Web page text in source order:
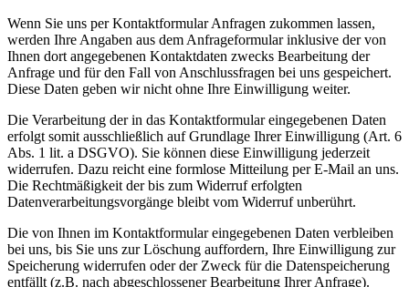
Wenn Sie uns per Kontaktformular Anfragen zukommen lassen,
werden Ihre Angaben aus dem Anfrageformular inklusive der von
Ihnen dort angegebenen Kontaktdaten zwecks Bearbeitung der
Anfrage und für den Fall von Anschlussfragen bei uns gespeichert.
Diese Daten geben wir nicht ohne Ihre Einwilligung weiter.
Die Verarbeitung der in das Kontaktformular eingegebenen Daten
erfolgt somit ausschließlich auf Grundlage Ihrer Einwilligung (Art. 6
Abs. 1 lit. a DSGVO). Sie können diese Einwilligung jederzeit
widerrufen. Dazu reicht eine formlose Mitteilung per E-Mail an uns.
Die Rechtmäßigkeit der bis zum Widerruf erfolgten
Datenverarbeitungsvorgänge bleibt vom Widerruf unberührt.
Die von Ihnen im Kontaktformular eingegebenen Daten verbleiben
bei uns, bis Sie uns zur Löschung auffordern, Ihre Einwilligung zur
Speicherung widerrufen oder der Zweck für die Datenspeicherung
entfällt (z.B. nach abgeschlossener Bearbeitung Ihrer Anfrage).